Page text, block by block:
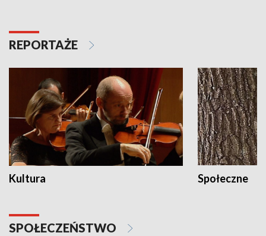
REPORTAŻE
Kultura Społeczne
SPOŁECZEŃSTWO